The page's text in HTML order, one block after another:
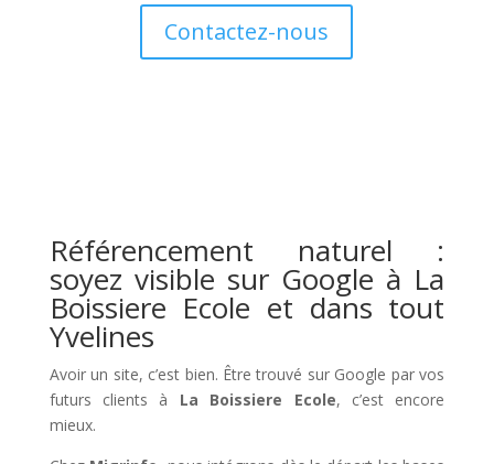
Contactez-nous
Référencement naturel :
soyez visible sur Google à La
Boissiere Ecole et dans tout
Yvelines
Avoir un site, c’est bien. Être trouvé sur Google par vos
futurs clients à La Boissiere Ecole, c’est encore
mieux.